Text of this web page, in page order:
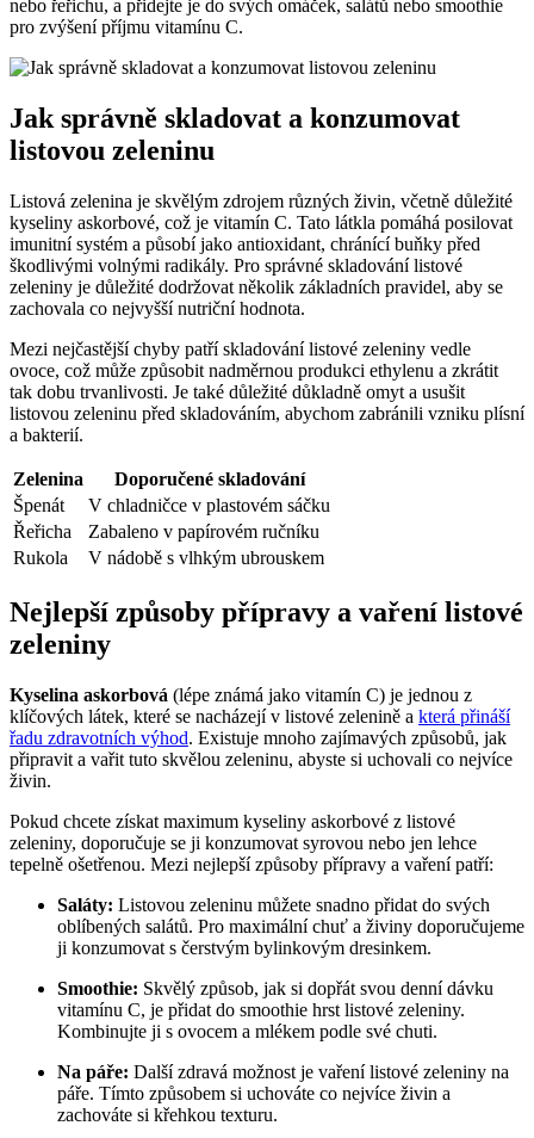
nebo řeřichu, a přidejte je do svých omáček, salátů nebo smoothie
pro zvýšení příjmu vitamínu C.
Jak správně skladovat a konzumovat
listovou zeleninu
Listová zelenina je skvělým zdrojem různých živin, včetně důležité
kyseliny askorbové, což je vitamín C. Tato látkla pomáhá posilovat
imunitní systém a působí jako antioxidant, chránící buňky před
škodlivými volnými radikály. Pro správné skladování listové
zeleniny je důležité dodržovat několik základních pravidel, aby se
zachovala co nejvyšší nutriční hodnota.
Mezi nejčastější chyby patří skladování listové zeleniny vedle
ovoce, což může způsobit nadměrnou produkci ethylenu a zkrátit
tak dobu trvanlivosti. Je také důležité důkladně omyt a usušit
listovou zeleninu před skladováním, abychom zabránili vzniku plísní
a bakterií.
Zelenina
Doporučené skladování
Špenát
V chladničce v plastovém sáčku
Řeřicha
Zabaleno v papírovém ručníku
Rukola
V nádobě s vlhkým ubrouskem
Nejlepší způsoby přípravy a vaření listové
zeleniny
Kyselina askorbová (lépe známá jako vitamín C) je jednou z
klíčových látek, které se nacházejí v listové zelenině a která přináší
řadu zdravotních výhod. Existuje mnoho zajímavých způsobů, jak
připravit a vařit tuto skvělou zeleninu, abyste si uchovali co nejvíce
živin.
Pokud chcete získat maximum kyseliny askorbové z listové
zeleniny, doporučuje se ji konzumovat syrovou nebo jen lehce
tepelně ošetřenou. Mezi nejlepší způsoby přípravy a vaření patří:
Saláty: Listovou zeleninu můžete snadno přidat do svých
oblíbených salátů. Pro maximální chuť a živiny doporučujeme
ji konzumovat s čerstvým bylinkovým dresinkem.
Smoothie: Skvělý způsob, jak si dopřát svou denní dávku
vitamínu C, je přidat do smoothie hrst listové zeleniny.
Kombinujte ji s ovocem a mlékem podle své chuti.
Na páře: Další zdravá možnost je vaření listové zeleniny na
páře. Tímto způsobem si uchováte co nejvíce živin a
zachováte si křehkou texturu.